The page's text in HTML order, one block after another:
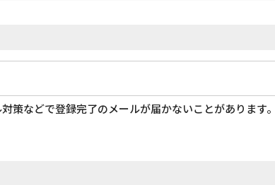
策などで登録完了のメールが届かないことがあります。